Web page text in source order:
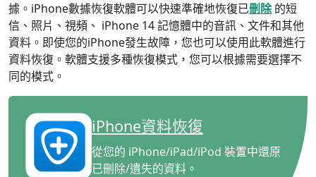
據。iPhone數據恢復軟體可以快速準確地恢復已刪除的短
信、照片、視頻、 iPhone 14 記憶體中的音訊、文件和其他
資料。即使您的iPhone發生故障，您也可以使用此軟體進行
資料恢復。軟體支援多種恢復模式，您可以根據需要選擇不
同的模式。
iPhone資料恢復
從您的 iPhone/iPad/iPod 裝置中還原
已刪除/遺失的資料。